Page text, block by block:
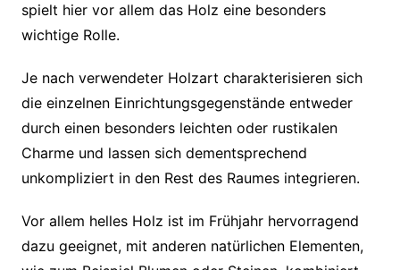
spielt hier vor allem das Holz eine besonders
wichtige Rolle.
Je nach verwendeter Holzart charakterisieren sich
die einzelnen Einrichtungsgegenstände entweder
durch einen besonders leichten oder rustikalen
Charme und lassen sich dementsprechend
unkompliziert in den Rest des Raumes integrieren.
Vor allem helles Holz ist im Frühjahr hervorragend
dazu geeignet, mit anderen natürlichen Elementen,